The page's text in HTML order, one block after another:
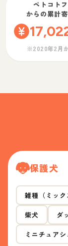
ペトコト
からの累計
※2020年2月
保護犬
雑種（ミック
柴犬 ダ
ミニチュア